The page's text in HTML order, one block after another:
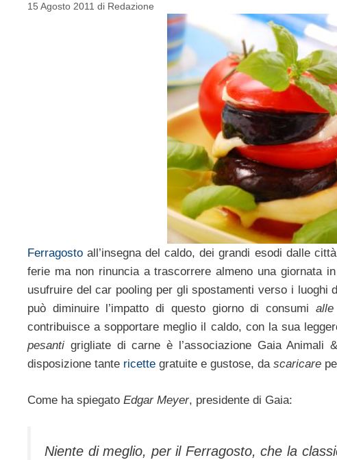
15 Agosto 2011 di Redazione
Ferragosto all’insegna del caldo, dei grandi esodi dalle
ferie ma non rinuncia a trascorrere almeno una giornata
usufruire del car pooling per gli spostamenti verso i luoghi
può diminuire l’impatto di questo giorno di consumi
contribuisce a sopportare meglio il caldo, con la sua
pesanti grigliate di carne è l’associazione Gaia
disposizione tante ricette gratuite e gustose, da scaricare
Come ha spiegato Edgar Meyer, presidente di Gaia:
Niente di meglio, per il Ferragosto, che la